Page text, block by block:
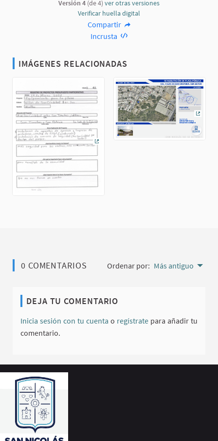
Versión 4 (de 4) ver otras versiones
Verificar huella digital
Compartir
Incrusta
IMÁGENES RELACIONADAS
(Enlace externo)
0 COMENTARIOS Ordenar por: Más antiguo
DEJA TU COMENTARIO
Inicia sesión con tu cuenta o regístrate para añadir tu
comentario.